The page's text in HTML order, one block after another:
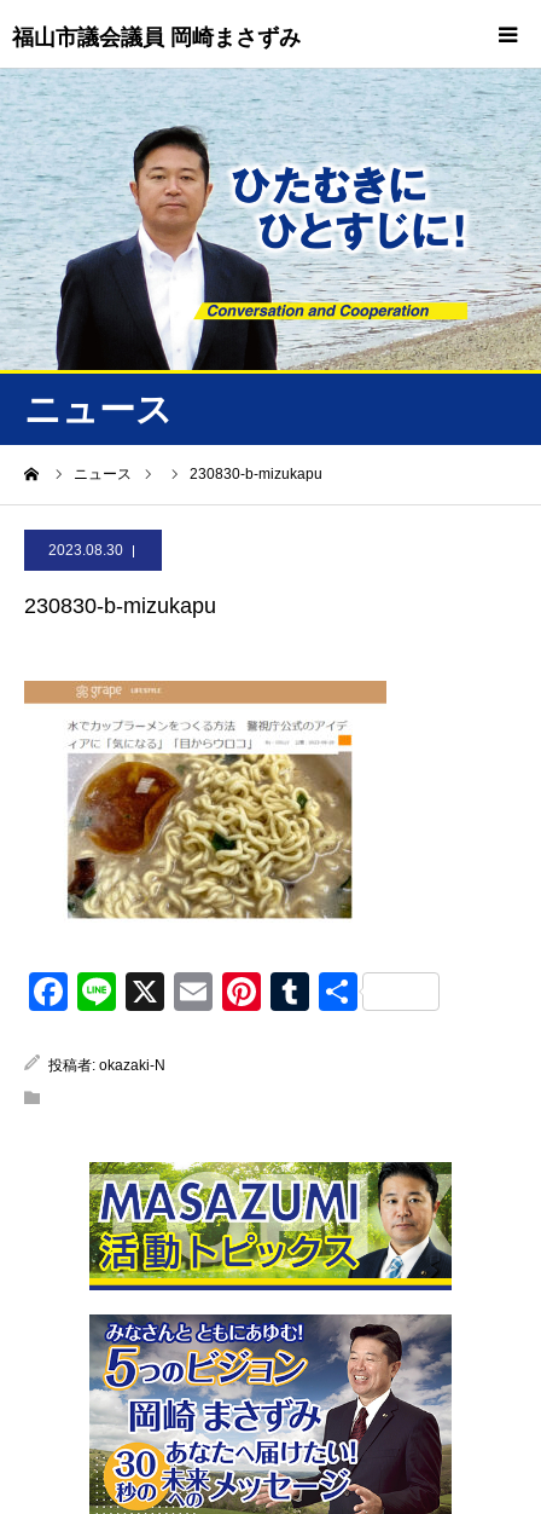
福山市議会議員 岡崎まさずみ
ニュース
ニュース 230830-b-mizukapu
2023.08.30
230830-b-mizukapu
Facebook
Line
X EmailPinterest
Tumblr
共
投稿者: okazaki-N
HOME
重要情報
プロフィール
ニュース/トピックス
ニュース